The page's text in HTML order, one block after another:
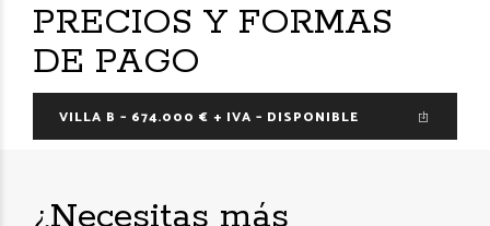
PRECIOS Y FORMAS
DE PAGO
VILLA B – 674.000 € + IVA – DISPONIBLE